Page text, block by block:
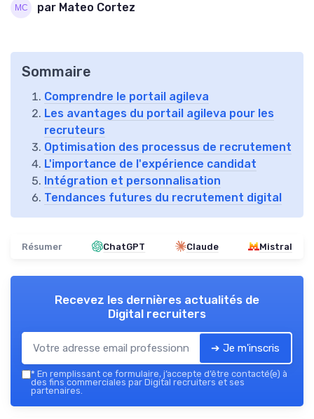
par Mateo Cortez
Sommaire
Comprendre le portail agileva
Les avantages du portail agileva pour les
recruteurs
Optimisation des processus de recrutement
L'importance de l'expérience candidat
Intégration et personnalisation
Tendances futures du recrutement digital
Résumer ChatGPT Claude Mistral
Recevez les dernières actualités de
Digital recruiters
➔ Je m'inscris
* En remplissant ce formulaire, j’accepte d’être contacté(e) à
des fins commerciales par Digital recruiters et ses
partenaires.